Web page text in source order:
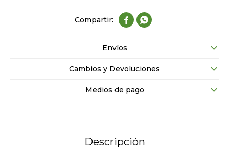
 
Envíos
Cambios y Devoluciones
Medios de pago
Descripción